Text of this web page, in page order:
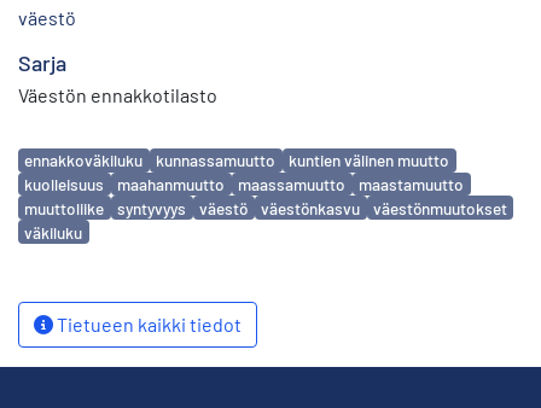
väestö
Sarja
Väestön ennakkotilasto
Avainsanat
ennakkoväkiluku kunnassamuutto
kuntien välinen muutto
kuolleisuus
maahanmuutto maassamuutto
maastamuutto
muuttoliike
syntyvyys väestö väestönkasvu
väestönmuutokset
väkiluku
Tietueen kaikki tiedot